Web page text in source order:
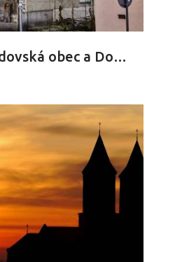
Kahal - židovská obec a Dom nevládnych a starých ľudí